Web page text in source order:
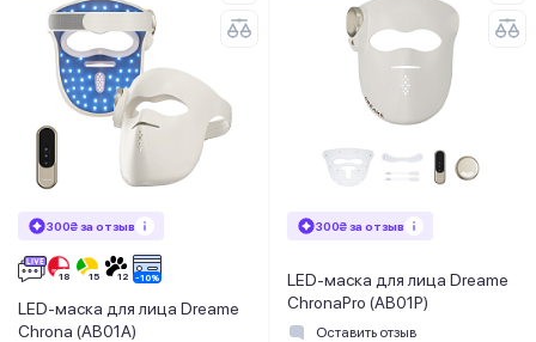
300₴ за отзыв
LED-маска для лица Dreame
Chrona (AB01A)
300₴ за отзыв
LED-маска для лица Dreame
ChronaPro (AB01P)
Оставить отзыв